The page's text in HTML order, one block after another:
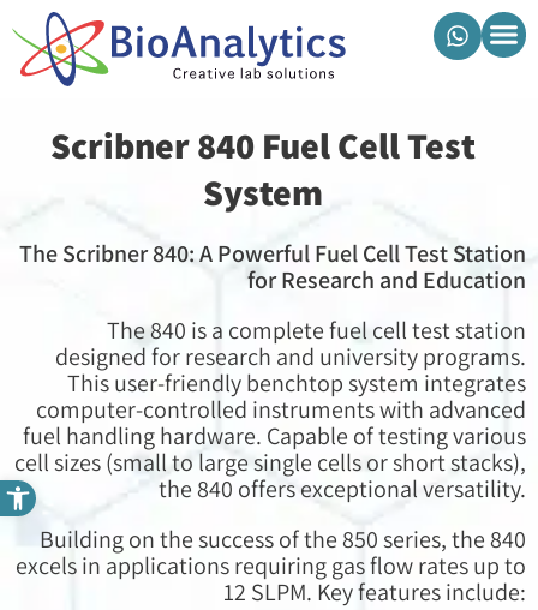
Scribner 840 Fuel Cell Test
System
The Scribner 840: A Powerful Fuel Cell Test Station
for Research and Education
The 840 is a complete fuel cell test station
designed for research and university programs.
This user-friendly benchtop system integrates
computer-controlled instruments with advanced
fuel handling hardware. Capable of testing various
cell sizes (small to large single cells or short stacks),
the 840 offers exceptional versatility.
Building on the success of the 850 series, the 840
excels in applications requiring gas flow rates up to
12 SLPM. Key features include:
פתח סרגל נגישות